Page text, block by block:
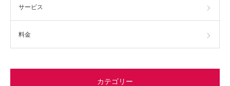
サービス
料金
カテゴリー